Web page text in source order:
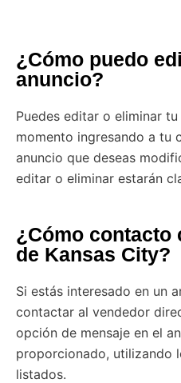
¿Cómo puedo
anuncio?
Puedes editar o eliminar
momento ingresando a tu
anuncio que deseas
editar o eliminar estarán
¿Cómo contacto
de Kansas City?
Si estás interesado en un
contactar al vendedor
opción de mensaje en el
proporcionado, utilizando
listados.